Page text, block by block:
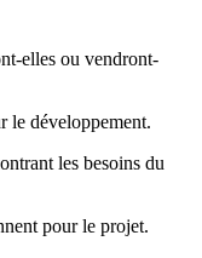
elles ou vendront-
le développement.
les besoins du
pour le projet.